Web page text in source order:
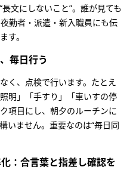
文にしないこと”。誰が見ても
勤者・派遣・新入職員にも伝
す。
毎日行う
く、点検で行います。たとえ
明」「手すり」「車いすの停
項目にし、朝夕のルーチンに
いません。重要なのは“毎日同
：合言葉と指差し確認を